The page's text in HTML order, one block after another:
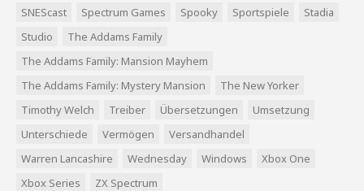
SNEScast
Spectrum Games Spooky Sportspiele
Stadia
Studio
The Addams Family
The Addams Family: Mansion Mayhem
The Addams Family: Mystery Mansion
The New Yorker
Timothy Welch
Treiber Übersetzungen
Umsetzung
Unterschiede
Vermögen
Versandhandel
Warren Lancashire
Wednesday Windows
Xbox One
Xbox Series
ZX Spectrum